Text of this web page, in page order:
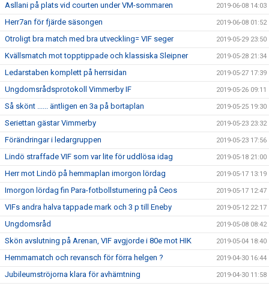
Asllani på plats vid courten under VM-sommaren 2019-06-08 14:03
Herr7an för fjärde säsongen 2019-06-08 01:52
Otroligt bra match med bra utveckling= VIF seger 2019-05-29 23:50
Kvällsmatch mot topptippade och klassiska Sleipner 2019-05-28 21:34
Ledarstaben komplett på herrsidan 2019-05-27 17:39
Ungdomsrådsprotokoll Vimmerby IF 2019-05-26 09:11
Så skönt ...... äntligen en 3a på bortaplan 2019-05-25 19:30
Seriettan gästar Vimmerby 2019-05-23 23:32
Förändringar i ledargruppen 2019-05-23 17:56
Lindö straffade VIF som var lite för uddlösa idag 2019-05-18 21:00
Herr mot Lindö på hemmaplan imorgon lördag 2019-05-17 13:19
Imorgon lördag fin Para-fotbollsturnering på Ceos 2019-05-17 12:47
VIFs andra halva tappade mark och 3 p till Eneby 2019-05-12 22:17
Ungdomsråd 2019-05-08 08:42
Skön avslutning på Arenan, VIF avgjorde i 80e mot HIK 2019-05-04 18:40
Hemmamatch och revansch för förra helgen ? 2019-04-30 16:44
Jubileumströjorna klara för avhämtning 2019-04-30 11:58